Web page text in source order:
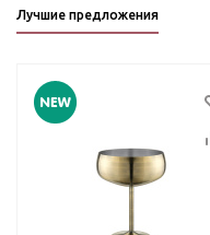
Лучшие предложения